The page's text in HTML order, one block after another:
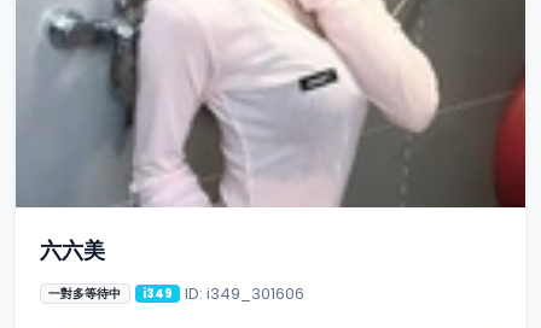
六六美
一對多等待中 i349 ID: i349_301606